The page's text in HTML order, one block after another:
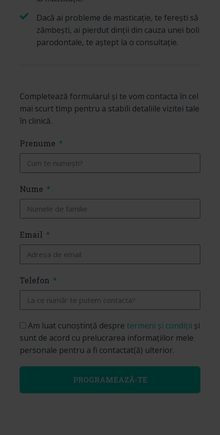
Dacă ai probleme de masticație, te ferești să
zâmbești, ai pierdut dinții din cauza unei boli
parodontale, te aștept la o consultație.
Completează formularul și te vom contacta în cel
mai scurt timp pentru a stabili detaliile vizitei tale
în clinică.
Prenume
Nume
Email
Telefon
Am luat cunoștință despre termeni și condiții și
sunt de acord cu prelucrarea informațiilor mele
personale pentru a fi contactat(ă) ulterior.
PROGRAMEAZĂ-TE